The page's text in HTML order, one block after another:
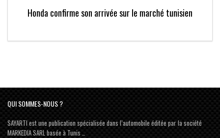
Honda confirme son arrivée sur le marché tunisien
QUI SOMMES-NOUS ?
SAYARTI est une publication spécialisée dans l’automobile éditée par la société
MARKEDIA SARL basée à Tunis …